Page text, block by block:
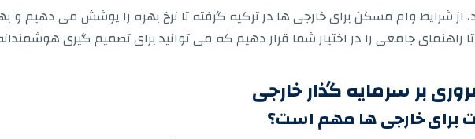
از شرایط وام مسکن برای خارجی ها در ترکیه گرفته تا نرخ بهره را پوشش می دهیم
راهنمای جامعی را در اختیار شما قرار دهیم که می توانید برای تصمیم گیری
بر سرمایه گذار خارجی
برای خارجی ها مهم است؟